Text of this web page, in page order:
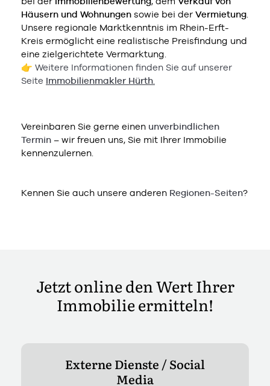
Häusern und Wohnungen sowie bei der Vermietung
Unsere regionale Marktkenntnis im Rhein-Erft-
Kreis ermöglicht eine realistische Preisfindung und
eine zielgerichtete Vermarktung.
👉 Weitere Informationen finden Sie auf unserer
Seite Immobilienmakler Hürth
Vereinbaren Sie gerne einen unverbindlichen
Termin – wir freuen uns, Sie mit Ihrer Immobilie
kennenzulernen.
Kennen Sie auch unsere anderen Regionen-Seiten?
Jetzt online den Wert Ihrer
Immobilie ermitteln!
Externe Dienste / Social
Media